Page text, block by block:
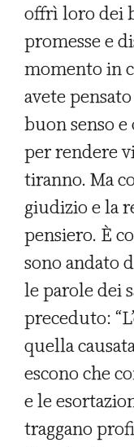
offrì loro dei
promesse e
momento in
avete
buon senso
per rendere
tiranno. Ma
giudizio e la
pensiero. È
sono andato
le parole dei
preceduto:
quella
escono che
e le
traggano